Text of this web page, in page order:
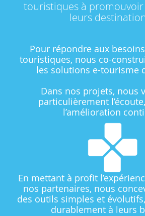
touristiques à
leurs
Pour répondre aux
touristiques, nous co-
les solutions e-tourisme
Dans nos projets, nous
particulièrement
l’amélioration
En mettant à profit
nos partenaires, nous
des outils simples et
durablement à leurs